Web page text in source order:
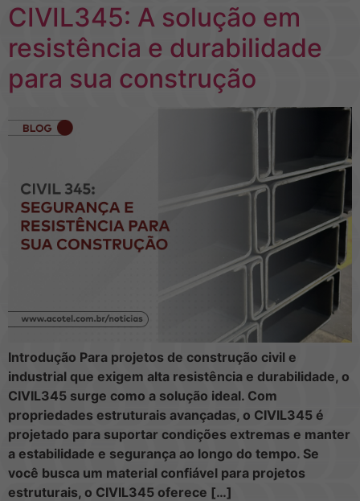
CIVIL345: A solução em
resistência e durabilidade
para sua construção
Introdução Para projetos de construção civil e
industrial que exigem alta resistência e durabilidade, o
CIVIL345 surge como a solução ideal. Com
propriedades estruturais avançadas, o CIVIL345 é
projetado para suportar condições extremas e manter
a estabilidade e segurança ao longo do tempo. Se
você busca um material confiável para projetos
estruturais, o CIVIL345 oferece […]